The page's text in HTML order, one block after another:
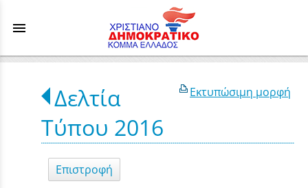
menu
Εκτυπώσιμη μορφή
Δελτία
Τύπου 2016
Επιστροφή